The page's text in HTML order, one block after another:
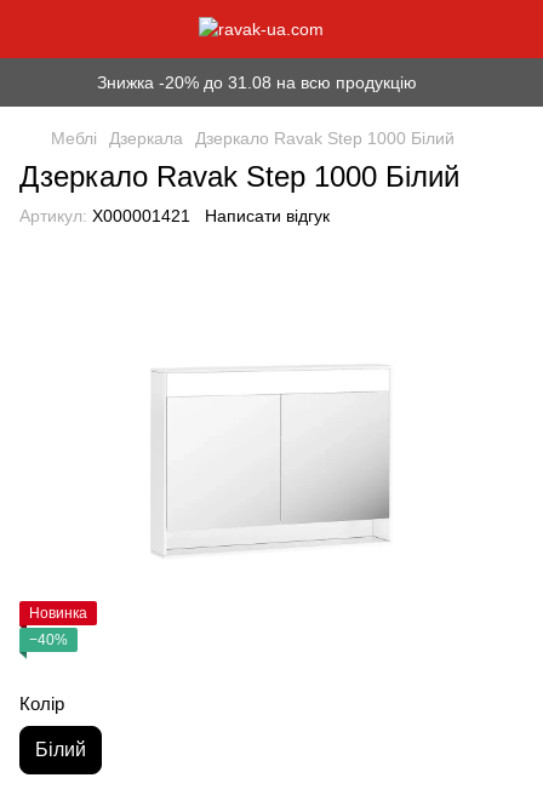
Знижка -20% до 31.08 на всю продукцію
Меблі Дзеркала Дзеркало Ravak Step 1000 Білий
Дзеркало Ravak Step 1000 Білий
Артикул: X000001421 Написати відгук
Новинка
−40%
Колір
Білий